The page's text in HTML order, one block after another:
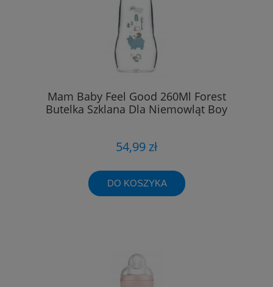
Mam Baby Feel Good 260Ml Forest
Butelka Szklana Dla Niemowląt Boy
54,99 zł
DO KOSZYKA